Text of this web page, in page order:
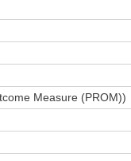
Measure (PROM))